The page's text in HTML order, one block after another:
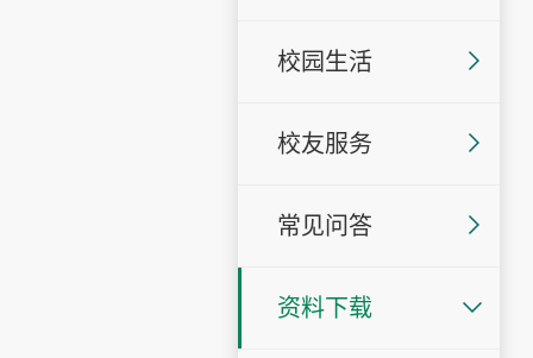
校园生活
校友服务
常见问答
资料下载